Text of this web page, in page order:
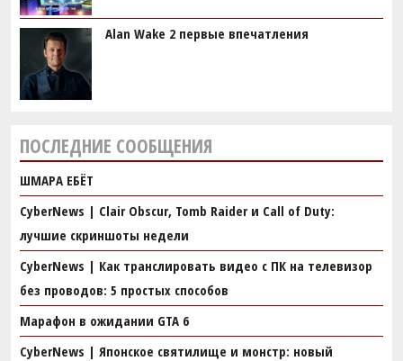
Alan Wake 2 первые впечатления
ПОСЛЕДНИЕ СООБЩЕНИЯ
ШМАРА ЕБЁТ
CyberNews | Clair Obscur, Tomb Raider и Call of Duty:
лучшие скриншоты недели
CyberNews | Как транслировать видео с ПК на телевизор
без проводов: 5 простых способов
Марафон в ожидании GTA 6
CyberNews | Японское святилище и монстр: новый